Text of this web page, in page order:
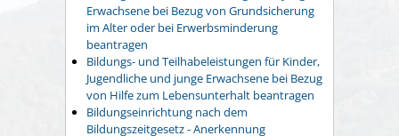
Erwachsene bei Bezug von Grundsicherung
im Alter oder bei Erwerbsminderung
beantragen
Bildungs- und Teilhabeleistungen für Kinder,
Jugendliche und junge Erwachsene bei Bezug
von Hilfe zum Lebensunterhalt beantragen
Bildungseinrichtung nach dem
Bildungszeitgesetz - Anerkennung